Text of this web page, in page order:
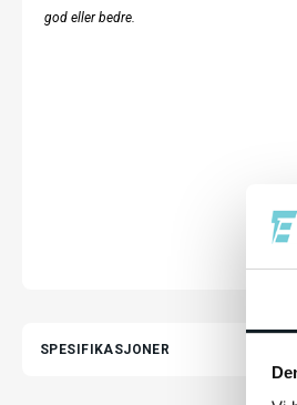
god eller bedre.
SPESIFIKASJONER